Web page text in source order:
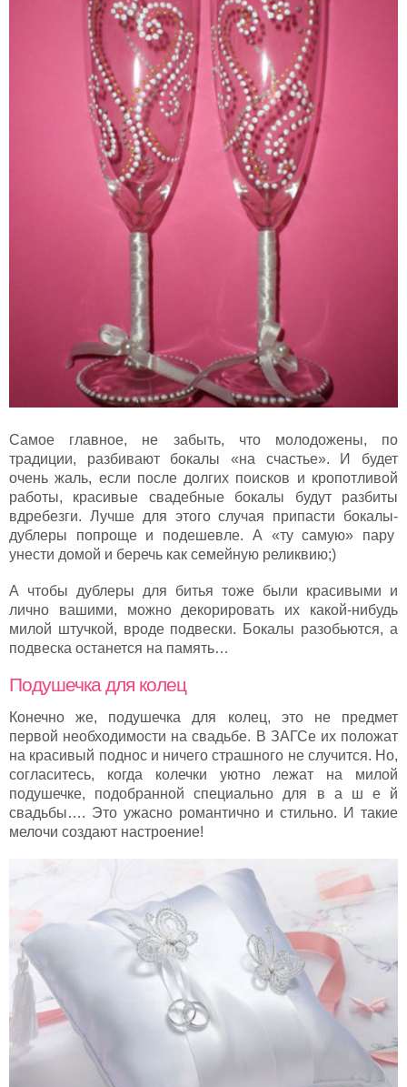
Самое главное, не забыть, что молодожены, по
традиции, разбивают бокалы «на счастье». И будет
очень жаль, если после долгих поисков и кропотливой
работы, красивые свадебные бокалы будут разбиты
вдребезги. Лучше для этого случая припасти бокалы-
дублеры попроще и подешевле. А «ту самую» пару
унести домой и беречь как семейную реликвию;)
А чтобы дублеры для битья тоже были красивыми и
лично вашими, можно декорировать их какой-нибудь
милой штучкой, вроде подвески. Бокалы разобьются, а
подвеска останется на память…
Подушечка для колец
Конечно же, подушечка для колец, это не предмет
первой необходимости на свадьбе. В ЗАГСе их положат
на красивый поднос и ничего страшного не случится. Но,
согласитесь, когда колечки уютно лежат на милой
подушечке, подобранной специально для в а ш е й
свадьбы…. Это ужасно романтично и стильно. И такие
мелочи создают настроение!